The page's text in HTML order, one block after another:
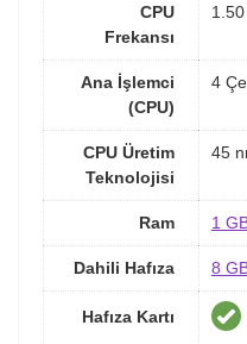
CPU
Frekansı
Ana İşlemci
(CPU)
4
CPU Üretim
Teknolojisi
45
Ram 1
Dahili Hafıza 8
Hafıza Kartı